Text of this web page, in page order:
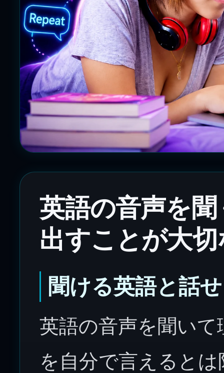
英語の音声を
出すことが大
聞ける英語と話
英語の音声を聞い
を自分で言えると